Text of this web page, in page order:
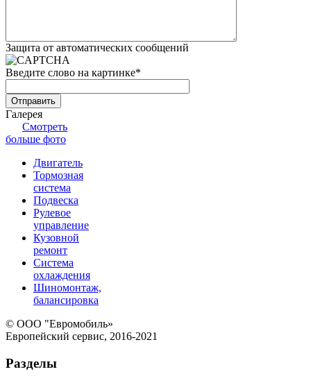
Защита от автоматических сообщений
Введите слово на картинке*
Галерея
Смотреть
больше фото
Двигатель
Тормозная
система
Подвеска
Рулевое
управление
Кузовной
ремонт
Система
охлаждения
Шиномонтаж,
балансировка
© ООО "Евромобиль»
Европейский сервис, 2016-2021
Разделы